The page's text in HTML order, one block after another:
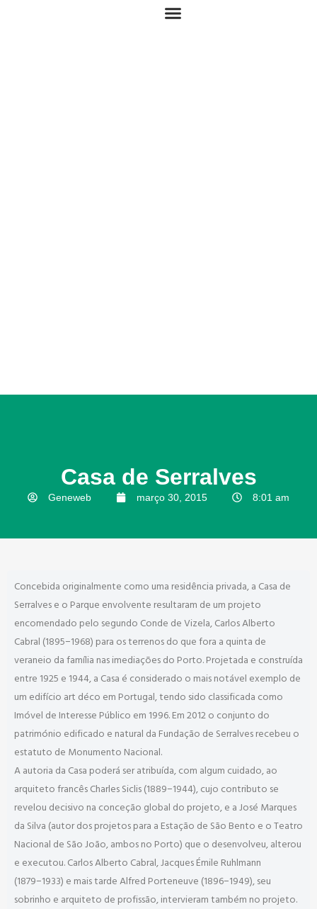
Casa de Serralves
Geneweb março 30, 2015 8:01 am
Concebida originalmente como uma residência privada, a Casa de
Serralves e o Parque envolvente resultaram de um projeto
encomendado pelo segundo Conde de Vizela, Carlos Alberto
Cabral (1895−1968) para os terrenos do que fora a quinta de
veraneio da família nas imediações do Porto. Projetada e construída
entre 1925 e 1944, a Casa é considerado o mais notável exemplo de
um edifício art déco em Portugal, tendo sido classificada como
Imóvel de Interesse Público em 1996. Em 2012 o conjunto do
património edificado e natural da Fundação de Serralves recebeu o
estatuto de Monumento Nacional.
A autoria da Casa poderá ser atribuída, com algum cuidado, ao
arquiteto francês Charles Siclis (1889−1944), cujo contributo se
revelou decisivo na conceção global do projeto, e a José Marques
da Silva (autor dos projetos para a Estação de São Bento e o Teatro
Nacional de São João, ambos no Porto) que o desenvolveu, alterou
e executou. Carlos Alberto Cabral, Jacques Émile Ruhlmann
(1879−1933) e mais tarde Alfred Porteneuve (1896−1949), seu
sobrinho e arquiteto de profissão, intervieram também no projeto.